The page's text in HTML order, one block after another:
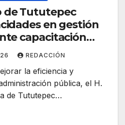
Tututepec
en gestión
capacitación
REDACCIÓN
la eficiencia y
pública, el H.
de Tututepec…